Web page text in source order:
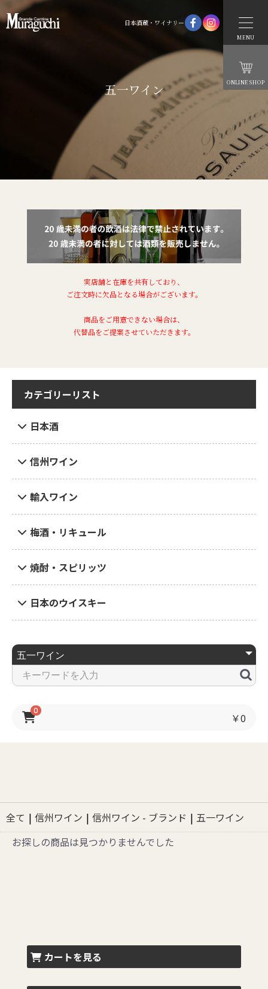
日本酒蔵・ワイナリー
MENU
ONLINE SHOP
五一ワイン
実店舗と在庫を共有しており、
ご注文時に欠品となる場合がございます。
商品をご用意できない場合は、
代替品をご提案させていただきます。
カテゴリーリスト
日本酒
信州ワイン
輸入ワイン
梅酒・リキュール
焼酎・スピリッツ
日本のウイスキー
0
￥0
全て | 信州ワイン | 信州ワイン - ブランド | 五一ワイン
お探しの商品は見つかりませんでした
カートを見る